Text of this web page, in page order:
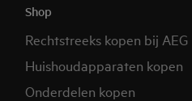
Shop
Rechtstreeks kopen bij AEG
Huishoudapparaten kopen
Onderdelen kopen